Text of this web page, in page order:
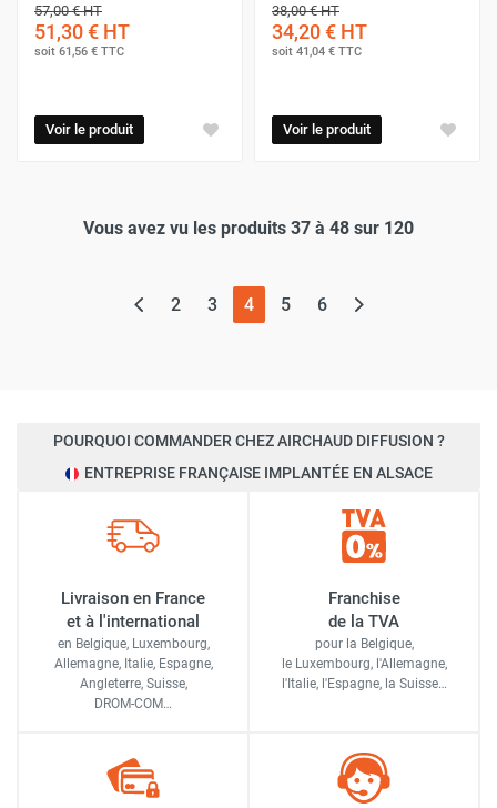
57,00 €HT
51,30 € HT
soit 61,56 € TTC
Voir le produit
38,00 €HT
34,20 € HT
soit 41,04 € TTC
Voir le produit
Vous avez vu les produits 37 à 48 sur 120
2 3 4(page actuelle)
5 6
POURQUOI COMMANDER CHEZ AIRCHAUD DIFFUSION ?
ENTREPRISE FRANÇAISE IMPLANTÉE EN ALSACE
Livraison en France
et à l'international
en Belgique, Luxembourg,
Allemagne, Italie, Espagne,
Angleterre, Suisse,
DROM-COM…
Franchise
de la TVA
pour la Belgique,
le Luxembourg, l'Allemagne,
l'Italie, l'Espagne, la Suisse…